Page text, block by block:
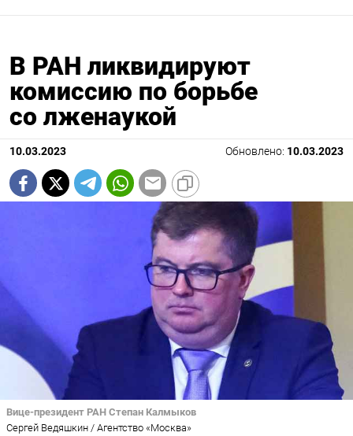
В РАН ликвидируют
комиссию по борьбе
со лженаукой
10.03.2023 Обновлено: 10.03.2023
Вице-президент РАН Степан Калмыков
Сергей Ведяшкин / Агентство «Москва»